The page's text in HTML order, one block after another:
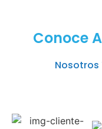
Conoce